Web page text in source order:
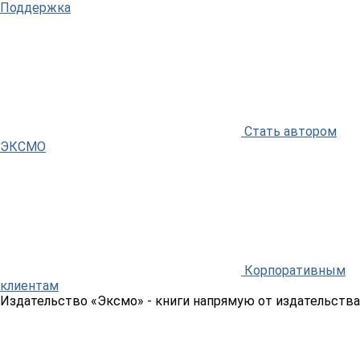
Поддержка
Стать автором
ЭКСМО
Корпоративным
клиентам
Издательство «Эксмо» - книги напрямую от издательства